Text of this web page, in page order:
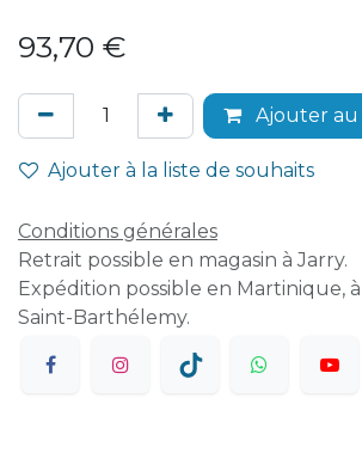
93,70 €
Ajouter au
Ajouter à la liste de souhaits
Conditions générales
Retrait possible en magasin à Jarry.
Expédition possible en Martinique,
Saint-Barthélemy.